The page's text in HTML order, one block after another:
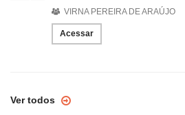
VIRNA PEREIRA DE ARAÚJO
Acessar
Ver todos